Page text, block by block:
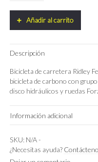
105
Mecanico
quantity
Añadir al carrito
Descripción
Bicicleta de carretera Ridley
bicicleta de carbono con
disco hidráulicos y ruedas
Información adicional
Color
SKU: N/A-
¿Necesitas ayuda?